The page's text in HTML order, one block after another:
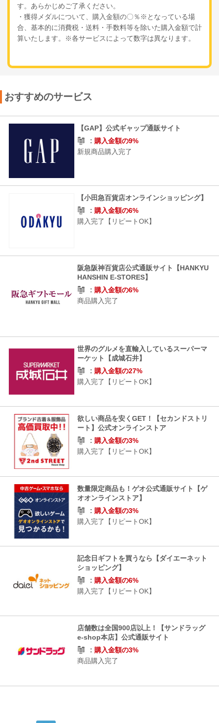
す。あらかじめご了承ください。
・獲得メダルについて、購入金額の〇％※となっている場
合、基本的に消費税・送料・手数料等を除いた購入金額で計
算いたします。※各サービスによって数字は異なります。
おすすめのサービス
【GAP】公式ギャップ通販サイト
購入金額の9%
新規商品購入完了
【小田急百貨店オンラインショッピング】
購入金額の6%
購入完了【リピートOK】
阪急阪神百貨店公式通販サイト【HANKYU
HANSHIN E-STORES】
購入金額の6%
商品購入完了
世界のグルメを直輸入しているスーパーマ
ーケット【成城石井】
購入金額の27%
購入完了【リピートOK】
欲しい商品を安くGET！【セカンドストリ
ート】公式オンラインストア
購入金額の3%
購入完了【リピートOK】
数量限定商品も！ゲオ公式通販サイト【ゲ
オオンラインストア】
購入金額の3%
購入完了【リピートOK】
記念日ギフトを買うなら【ダイエーネット
ショッピング】
購入金額の6%
購入完了【リピートOK】
店舗数は全国900店以上！【サンドラッグ
e-shop本店】公式通販サイト
購入金額の3%
商品購入完了